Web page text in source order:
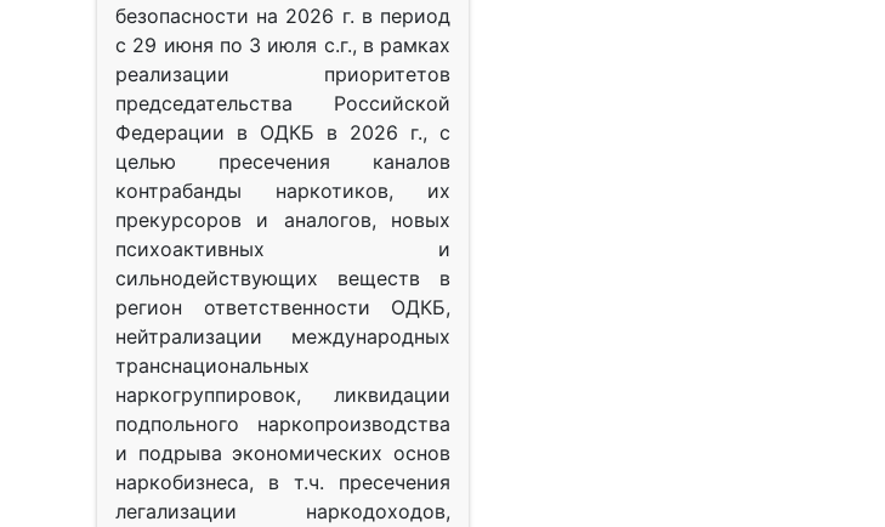
безопасности на 2026 г. в период
с 29 июня по 3 июля с.г., в рамках
реализации приоритетов
председательства Российской
Федерации в ОДКБ в 2026 г., с
целью пресечения каналов
контрабанды наркотиков, их
прекурсоров и аналогов, новых
психоактивных и
сильнодействующих веществ в
регион ответственности ОДКБ,
нейтрализации международных
транснациональных
наркогруппировок, ликвидации
подпольного наркопроизводства
и подрыва экономических основ
наркобизнеса, в т.ч. пресечения
легализации наркодоходов,